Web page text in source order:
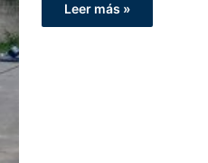
Leer más »